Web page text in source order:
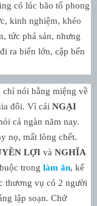
có lúc bão tố phong
kinh nghiệm, khéo
tức phá sản, nhưng
ra biển lớn, cập bến
nói bằng miệng về
đôi. Vì cái NGẠI
cả ngàn năm nay.
nọ, mất lòng chết.
LỢI và NGHĨA
trong làm ăn, kể
thương vụ có 2 người
lập soạn. Chứ